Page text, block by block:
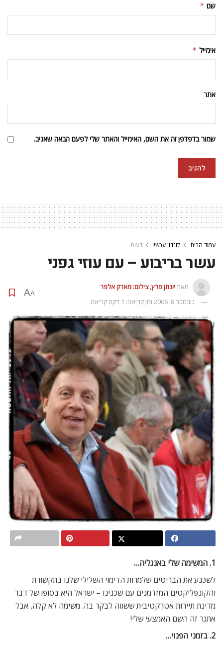
שם *
אימייל *
אתר
שמור בדפדפן זה את השם, האימייל והאתר שלי לפעם הבאה שאגיב.
עמוד הבית לונדון עכשיו דעות
עשר בריבוע – עם עוזי גפני
מאת יונתן פרץ, צילום: מארק אלפר
נובמבר 8, 2006
זמן קריאה: 1 דקת קריאה
A
A
1. המשימה שלי באנגליה…
לשכנע את הבריטים שלמרות הדימוי השלילי שלנו בתקשורת
והקונפליקטים המזדמנים עם שכנינו – ישראל היא בסופו של דבר
מדינת תיירות אטרקטיבית ששווה לבקר בה. משימה לא קלה, אבל
אתגר זה השם האמצעי שלי!
2. בזמני הפנוי…